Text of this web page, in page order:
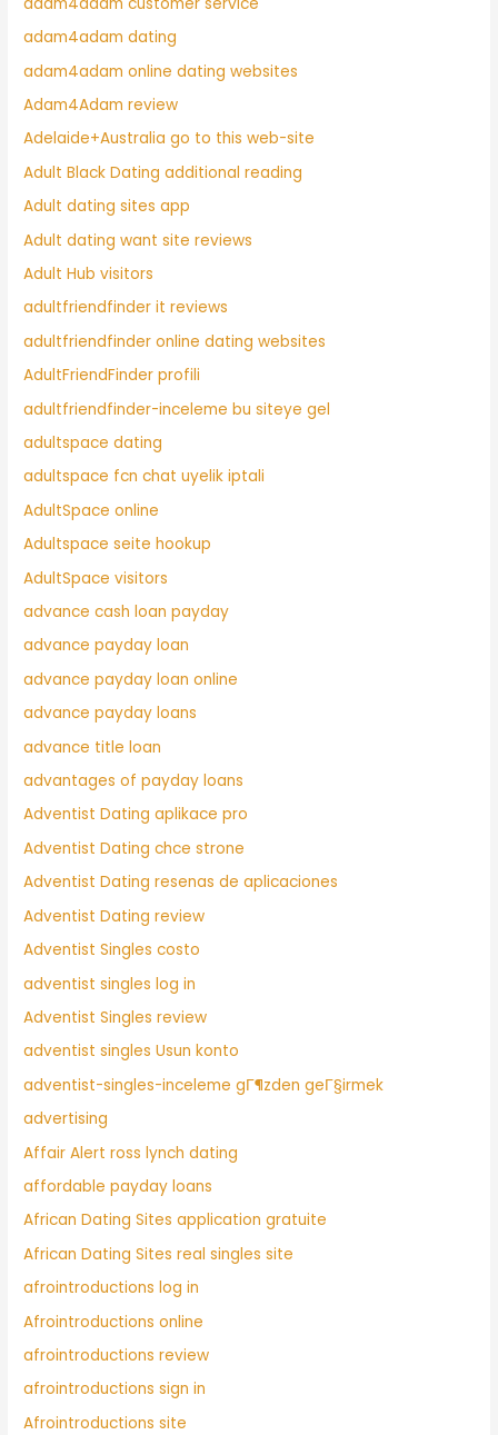
adam4adam dating
adam4adam online dating websites
Adam4Adam review
Adelaide+Australia go to this web-site
Adult Black Dating additional reading
Adult dating sites app
Adult dating want site reviews
Adult Hub visitors
adultfriendfinder it reviews
adultfriendfinder online dating websites
AdultFriendFinder profili
adultfriendfinder-inceleme bu siteye gel
adultspace dating
adultspace fcn chat uyelik iptali
AdultSpace online
Adultspace seite hookup
AdultSpace visitors
advance cash loan payday
advance payday loan
advance payday loan online
advance payday loans
advance title loan
advantages of payday loans
Adventist Dating aplikace pro
Adventist Dating chce strone
Adventist Dating resenas de aplicaciones
Adventist Dating review
Adventist Singles costo
adventist singles log in
Adventist Singles review
adventist singles Usun konto
adventist-singles-inceleme gГ¶zden geГ§irmek
advertising
Affair Alert ross lynch dating
affordable payday loans
African Dating Sites application gratuite
African Dating Sites real singles site
afrointroductions log in
Afrointroductions online
afrointroductions review
afrointroductions sign in
Afrointroductions site